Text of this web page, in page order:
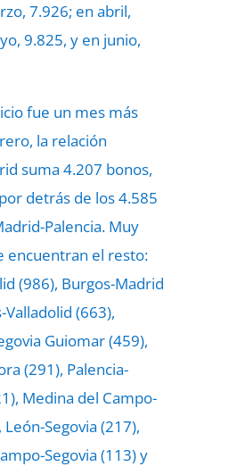
7.926; en abril,
9.825, y en junio,
fue un mes más
la relación
suma 4.207 bonos,
detrás de los 4.585
Palencia. Muy
encuentran el resto:
(986), Burgos-Madrid
Valladolid (663),
Guiomar (459),
(291), Palencia-
Medina del Campo-
Segovia (217),
Segovia (113) y